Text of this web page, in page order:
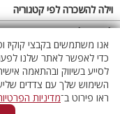
תקנון
מדיניות פרטיות
וילות במרכז
וילות בדרום
וילות באילת
וילות בשרון
וילות באזור החרמון
וילה לזוגות
וילות למשפחות
וילות לציבור הדתי
אירוח דרוזי
וילות למסיבות
וילה להשכרה לפי קטגוריה
וילות עם בריכה
וילה עם בריכה מחוממת
וילה עם בריכה מחוממת
וילות עם סאונה
לופטים להשכרה
לופט
לופטים בצפון
לופטים בדרום
אנו משתמשים בקבצי קוקיז
כדי לאפשר לאתר שלנו
לסייע בשיווק ובהתאמה
השימוש שלך עם צדדים
ראו פירוט ב־מדיניות